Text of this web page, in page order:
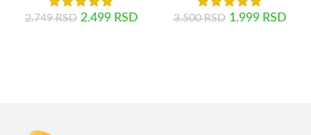
2.749RSD 2.499 RSD 3.500RSD 1.999 RSD